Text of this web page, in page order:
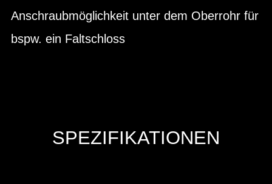
Anschraubmöglichkeit unter dem Oberrohr für
bspw. ein Faltschloss
SPEZIFIKATIONEN